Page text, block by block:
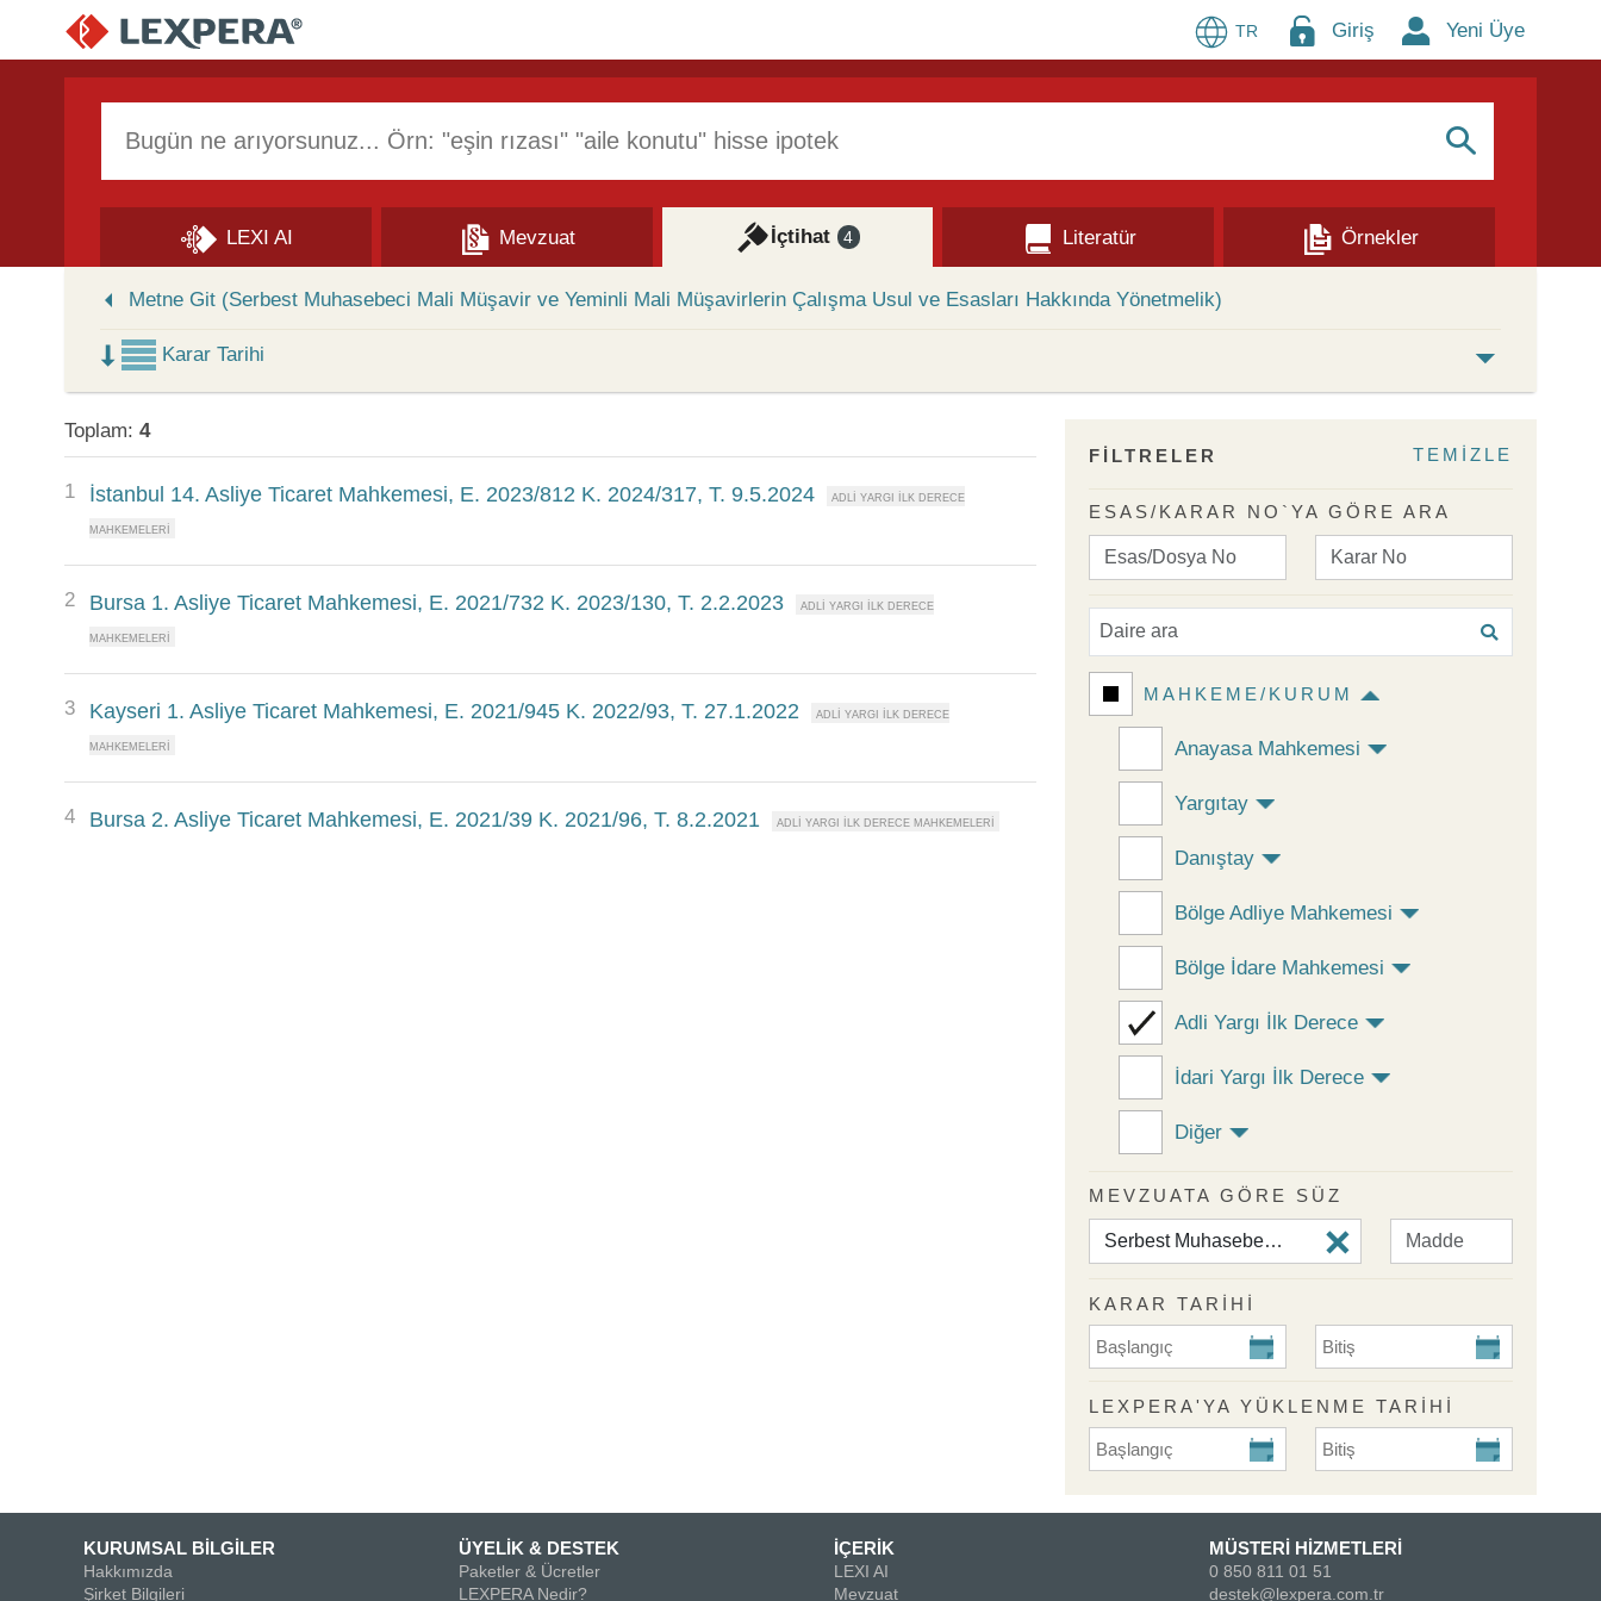
TR Giriş Yeni Üye
S
LEXI AI Mevzuat İçtihat 4 Literatür
Örnekler
Metne Git (Serbest Muhasebeci Mali Müşavir ve Yeminli Mali Müşavirlerin Çalışma Usul ve Esasları Hakkında Yönetmelik)
Karar Tarihi
Toplam: 4
1 İstanbul 14. Asliye Ticaret Mahkemesi, E. 2023/812 K. 2024/317, T. 9.5.2024
2 Bursa 1. Asliye Ticaret Mahkemesi, E. 2021/732 K. 2023/130, T. 2.2.2023
3 Kayseri 1. Asliye Ticaret Mahkemesi, E. 2021/945 K. 2022/93, T. 27.1.2022
4 Bursa 2. Asliye Ticaret Mahkemesi, E. 2021/39 K. 2021/96, T. 8.2.2021
FİLTRELER TEMİZLE
ESAS/KARAR NO`YA GÖRE ARA
MAHKEME/KURUM
Anayasa Mahkemesi
Yargıtay
Danıştay
Bölge Adliye Mahkemesi
Bölge İdare Mahkemesi
Adli Yargı İlk Derece
İdari Yargı İlk Derece
Diğer
MEVZUATA GÖRE SÜZ
KARAR TARİHİ
KARAR TARİHİ Başlangıç KARAR TARİHİ Bitiş
LEXPERA'YA YÜKLENME TARIHI
Lexpera'ya Yüklenme Tarihi BaşlangıçLexpera'ya Yüklenme Tarihi
KURUMSAL BİLGİLER
Hakkımızda
Şirket Bilgileri
ÜYELİK & DESTEK
Paketler & Ücretler
LEXPERA Nedir?
İÇERİK
LEXI AI
Mevzuat
MÜSTERİ HİZMETLERİ
0 850 811 01 51
destek@lexpera.com.tr